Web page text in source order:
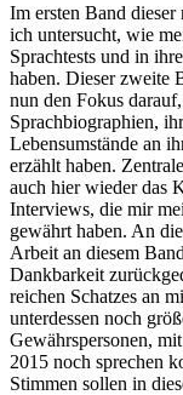
Im ersten Band dieser
ich untersucht, wie
Sprachtests und in
haben. Dieser zweite
nun den Fokus darauf,
Sprachbiographien,
Lebensumstände an
erzählt haben.
auch hier wieder das
Interviews, die mir
gewährt haben. An
Arbeit an diesem
Dankbarkeit
reichen Schatzes an
unterdessen noch
Gewährspersonen,
2015 noch sprechen
Stimmen sollen in